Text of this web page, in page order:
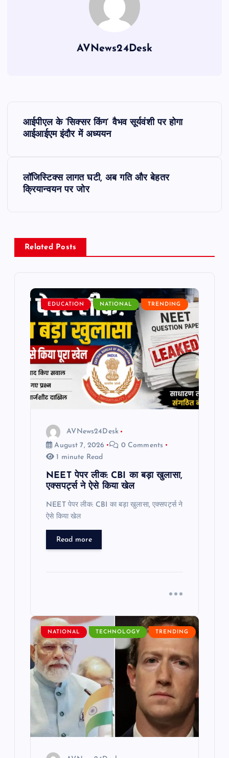
AVNews24Desk
a
आईपीएल के ‘सिक्सर किंग’ वैभव सूर्यवंशी पर होगा
आईआईएम इंदौर में अध्ययन
लॉजिस्टिक्स लागत घटी, अब गति और बेहतर
क्रियान्वयन पर जोर
Related Posts
EDUCATION NATIONAL TRENDING
AVNews24Desk
August 7, 2026
0 Comments
1 minute Read
NEET पेपर लीक: CBI का बड़ा खुलासा,
एक्सपर्ट्स ने ऐसे किया खेल
NEET पेपर लीक: CBI का बड़ा खुलासा, एक्सपर्ट्स ने
ऐसे किया खेल
Read more
NATIONAL TECHNOLOGY TRENDING